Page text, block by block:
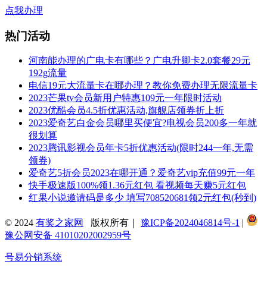
点我办理
热门活动
河南能办理的广电卡有哪些？广电升卿卡2.0套餐29元
192g流量
电信19元大流量卡在哪办理？教你免费办理无限流量卡
2023芒果tv会员新用户特惠109元一年限时活动
2023优酷会员4.5折优惠活动,旗舰店领券折上折
2023爱奇艺白金会员哪里买便宜?电视会员200多一年就
很划算
2023腾讯影视会员年卡5折优惠活动(限时244一年,无需
领券)
爱奇艺5折会员2023在哪开通？爱奇艺vip充值99元一年
快手极速版100%领1.36元红包 看视频每天赚5元红包
红果小说邀请码是多少 填写708520681领2元红包(秒到)
© 2024 有奖之家网 版权所有｜ 豫ICP备2024046814号-1 |
豫公网安备 41010202002959号
号易分销系统